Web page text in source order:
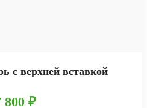
с верхней вставкой
800 ₽